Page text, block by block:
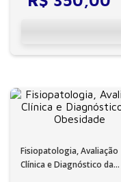
entre as...
Fisiopatologia, Avaliação
Clínica e Diagnóstico da